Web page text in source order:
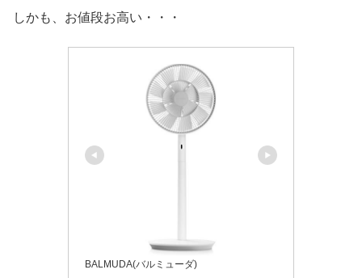
しかも、お値段お高い・・・
BALMUDA(バルミューダ)